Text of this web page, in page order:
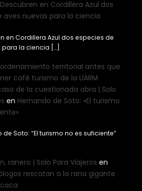
Descubren en Cordillera Azul dos
aves nuevas para la ciencia
en Cordillera Azul dos especies de
la ciencia […]
territorial antes que
café turismo de la UARM
de la cuestionada obra | Solo
en Hernando de Soto: «El turismo
de Soto: “El turismo no es suficiente”
ranero | Solo Para Viajeros en
rescatan a la rana gigante